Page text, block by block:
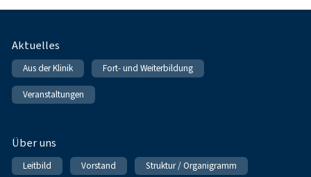
Fußnavigation
Aktuelles
Aus der Klinik Fort- und Weiterbildung
Veranstaltungen
Über uns
Leitbild Vorstand Struktur / Organigramm